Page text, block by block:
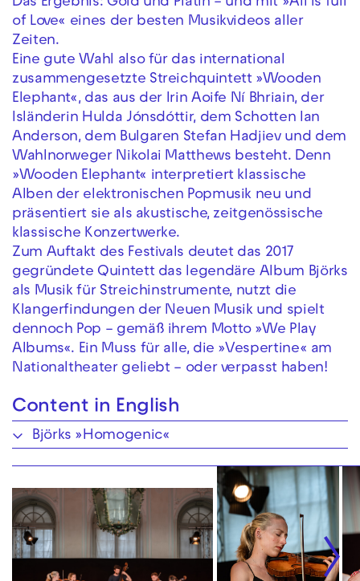
Das Ergebnis: Gold und Platin – und mit »All is full
of Love« eines der besten Musikvideos aller
Zeiten.
Eine gute Wahl also für das international
zusammengesetzte Streichquintett »Wooden
Elephant«, das aus der Irin Aoife Ní Bhriain, der
Isländerin Hulda Jónsdóttir, dem Schotten Ian
Anderson, dem Bulgaren Stefan Hadjiev und dem
Wahlnorweger Nikolai Matthews besteht. Denn
»Wooden Elephant« interpretiert klassische
Alben der elektronischen Popmusik neu und
präsentiert sie als akustische, zeitgenössische
klassische Konzertwerke.
Zum Auftakt des Festivals deutet das 2017
gegründete Quintett das legendäre Album Björks
als Musik für Streichinstrumente, nutzt die
Klangerfindungen der Neuen Musik und spielt
dennoch Pop – gemäß ihrem Motto »We Play
Albums«. Ein Muss für alle, die »Vespertine« am
Nationaltheater geliebt – oder verpasst haben!
Content in English
Björks »Homogenic«